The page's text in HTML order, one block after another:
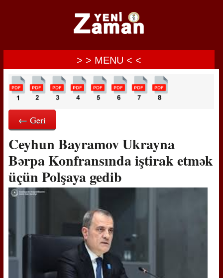
> > MENU < <
← Geri
Ceyhun Bayramov Ukrayna
Bərpa Konfransında iştirak etmək
üçün Polşaya gedib